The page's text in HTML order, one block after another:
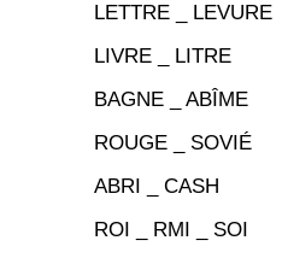
LETTRE _ LEVURE
LIVRE _ LITRE
BAGNE _ ABÎME
ROUGE _ SOVIÉ
ABRI _ CASH
ROI _ RMI _ SOI